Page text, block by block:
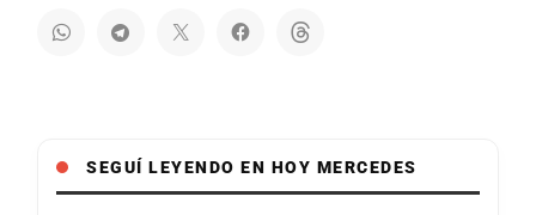
SEGUÍ LEYENDO EN HOY MERCEDES